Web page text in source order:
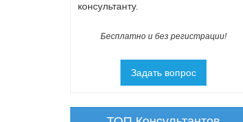
консультанту.
Бесплатно и без регистрации!
Задать вопрос